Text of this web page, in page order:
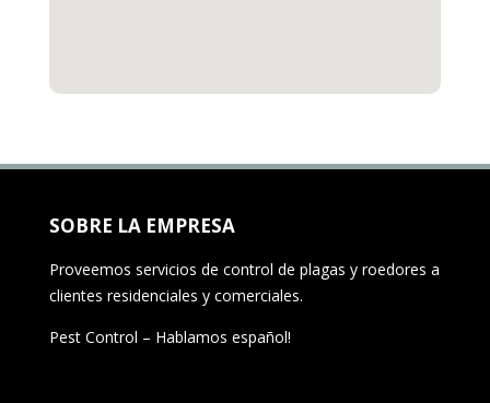
SOBRE LA EMPRESA
Proveemos servicios de control de plagas y roedores a
clientes residenciales y comerciales.
Pest Control – Hablamos español!